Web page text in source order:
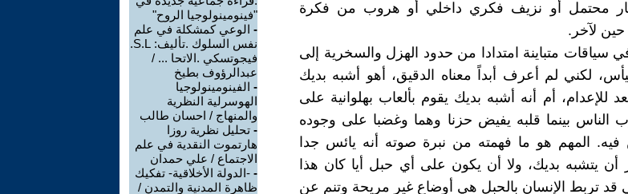
محتمل أو نزيف فكري داخلي أو هروب من فكرة
حين لآخر.
سياقات متباينة امتدادا من حدود الهزل والسخرية إلى
لكني لم أعرف أبداً معناه الدقيق، أهو أشبه بديك
أم أنه أشبه بديك يقوم بألعاب بهلوانية على
الناس بينما قلبه يفيض حزنا وهما وغضبا على وجوده
المهم هو ما فهمته من نبرة صوته أنه يائس جدا
أن يتشبه بديك، ولا أن يكون على أي حبل أيا كان هذا
قد تربط الإنسان بالحبل هي أوضاع غير مريحة وتنم عن
"فينومينولوجيا الروح"
- الوعي كمشكلة في علم
نفس السلوك .تأليف: S.L.
فيجوتسكي .الاتحا ... /
عبدالرؤوف بطيخ
- الفينومينولوجيا
الهوسرلية النظرية
والمنهاج / احسان طالب
- تحليل نظرية روزا
هارتموت النقدية في علم
الاجتماع / علي حمدان
- -الدولة الأخلاقية- تفكيك
ظاهرة المدنية والتمدن /